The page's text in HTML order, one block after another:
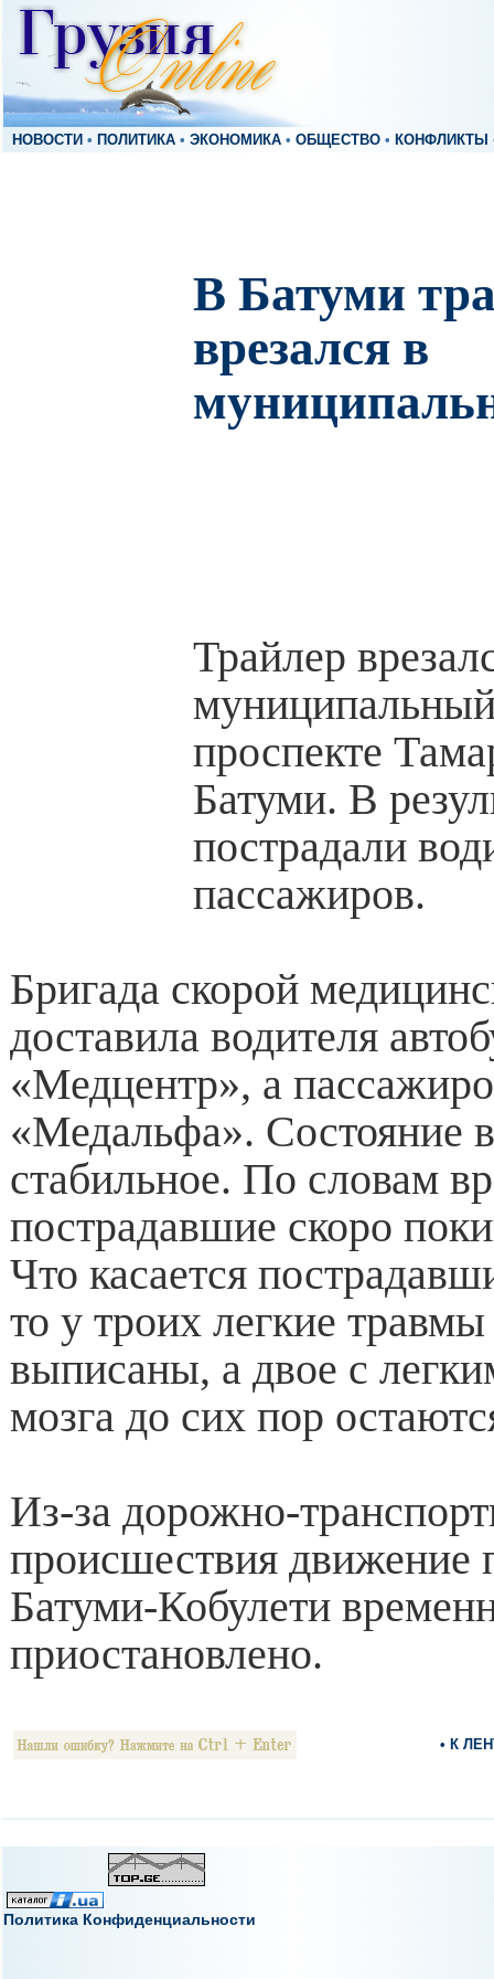
НОВОСТИ • ПОЛИТИКА • ЭКОНОМИКА • ОБЩЕСТВО • КОНФЛИКТЫ
В Батуми
врезался в
Трайлер
проспекте
Батуми. В
пострадали
пассажиров.
Бригада скорой
доставила водителя
«Медцентр», а
«Медальфа». Состояние
стабильное. По словам
пострадавшие скоро
Что касается
то у троих легкие
выписаны, а двое с
мозга до сих пор
Из-за дорожно-
происшествия движение
Батуми-Кобулети
приостановлено.
• К
Политика Конфиденциальности